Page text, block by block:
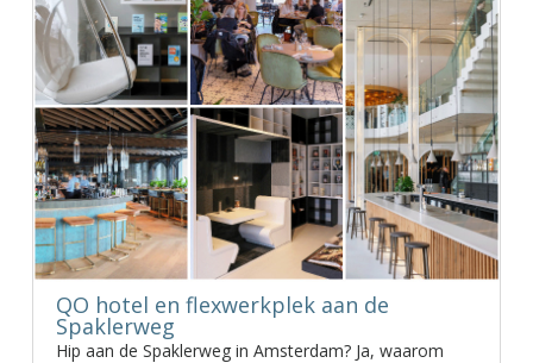
QO hotel en flexwerkplek aan de
Spaklerweg
Hip aan de Spaklerweg in Amsterdam? Ja, waarom